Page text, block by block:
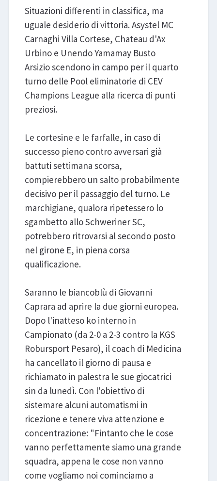
Situazioni differenti in classifica, ma
uguale desiderio di vittoria. Asystel MC
Carnaghi Villa Cortese, Chateau d'Ax
Urbino e Unendo Yamamay Busto
Arsizio scendono in campo per il quarto
turno delle Pool eliminatorie di CEV
Champions League alla ricerca di punti
preziosi.
Le cortesine e le farfalle, in caso di
successo pieno contro avversari già
battuti settimana scorsa,
compierebbero un salto probabilmente
decisivo per il passaggio del turno. Le
marchigiane, qualora ripetessero lo
sgambetto allo Schweriner SC,
potrebbero ritrovarsi al secondo posto
nel girone E, in piena corsa
qualificazione.
Saranno le biancoblù di Giovanni
Caprara ad aprire la due giorni europea.
Dopo l'inatteso ko interno in
Campionato (da 2-0 a 2-3 contro la KGS
Robursport Pesaro), il coach di Medicina
ha cancellato il giorno di pausa e
richiamato in palestra le sue giocatrici
sin da lunedì. Con l'obiettivo di
sistemare alcuni automatismi in
ricezione e tenere viva attenzione e
concentrazione: "Fintanto che le cose
vanno perfettamente siamo una grande
squadra, appena le cose non vanno
come vogliamo noi cominciamo a